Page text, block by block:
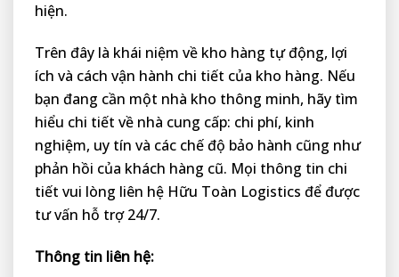
hiện.
Trên đây là khái niệm về kho hàng tự động, lợi
ích và cách vận hành chi tiết của kho hàng. Nếu
bạn đang cần một nhà kho thông minh, hãy tìm
hiểu chi tiết về nhà cung cấp: chi phí, kinh
nghiệm, uy tín và các chế độ bảo hành cũng như
phản hồi của khách hàng cũ. Mọi thông tin chi
tiết vui lòng liên hệ Hữu Toàn Logistics để được
tư vấn hỗ trợ 24/7.
Thông tin liên hệ: